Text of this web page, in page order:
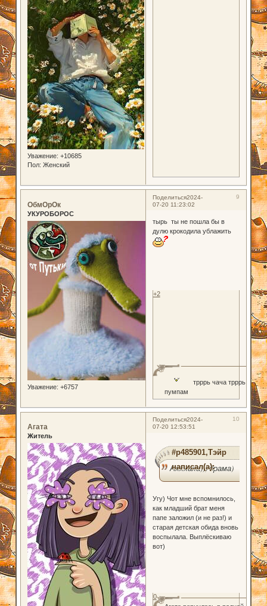
Уважение: +10685
Пол: Женский
Поделиться 9
2024-
07-20 11:23:02
ОбмОрОк
УКУРОБОРОС
Уважение: +6757
тырь ты не пошла бы в
дулю крокодила ублажить
трррь чача трррь
пумпам
+2
Поделиться 10
2024-
07-20 12:53:51
Агата
Житель
#p485901,Тэйр
написал(а):
Ахххаха))) драма)
Угу) Чот мне вспомнилось,
как младший брат меня
папе заложил (и не раз!) и
старая детская обида вновь
воспылала. Выплёскиваю
вот)
0